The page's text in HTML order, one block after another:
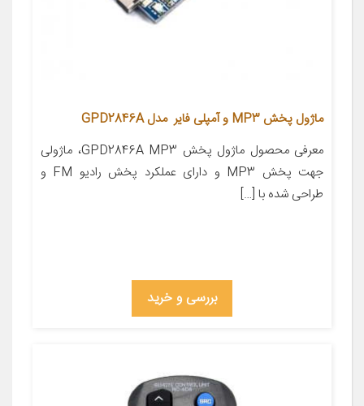
ماژول پخش MP3 و آمپلی فایر مدل GPD2846A
معرفی محصول ماژول پخش GPD2846A MP3، ماژولی
جهت پخش MP3 و دارای عملکرد پخش رادیو FM و
طراحی شده با […]
بررسی و خرید